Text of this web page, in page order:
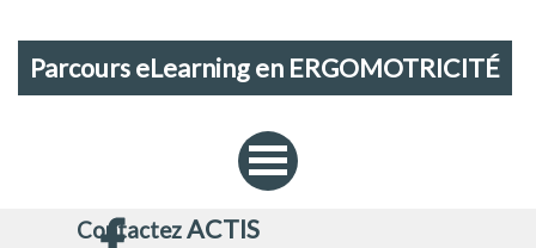
Parcours eLearning en ERGOMOTRICITÉ
ContactezACTIS